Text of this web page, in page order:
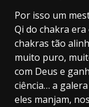
Por isso um
Qi do chakra
chakras tão
muito puro,
com Deus e
ciência… a
eles manjam,